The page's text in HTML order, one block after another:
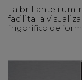
La brillante
facilita la
frigorífico de